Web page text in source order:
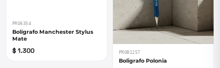
PRO6354
Bolígrafo Manchester Stylus
Mate
$ 1.300 PROB1257
Boligrafo Polonia